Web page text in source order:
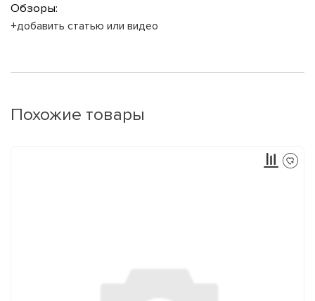
Обзоры:
+добавить статью или видео
Похожие товары